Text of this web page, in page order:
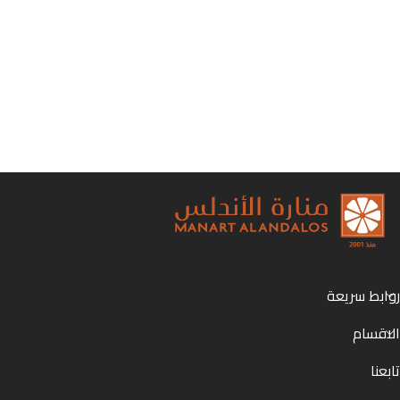
روابط سريعة
الاقسام
تابعنا